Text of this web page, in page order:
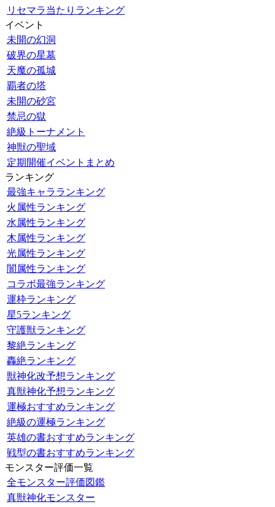
リセマラ当たりランキング
イベント
未開の幻洞
破界の星墓
天魔の孤城
覇者の塔
未開の砂宮
禁忌の獄
絶級トーナメント
神獣の聖域
定期開催イベントまとめ
ランキング
最強キャラランキング
火属性ランキング
水属性ランキング
木属性ランキング
光属性ランキング
闇属性ランキング
コラボ最強ランキング
運枠ランキング
星5ランキング
守護獣ランキング
黎絶ランキング
轟絶ランキング
獣神化改予想ランキング
真獣神化予想ランキング
運極おすすめランキング
絶級の運極ランキング
英雄の書おすすめランキング
戦型の書おすすめランキング
モンスター評価一覧
全モンスター評価図鑑
真獣神化モンスター